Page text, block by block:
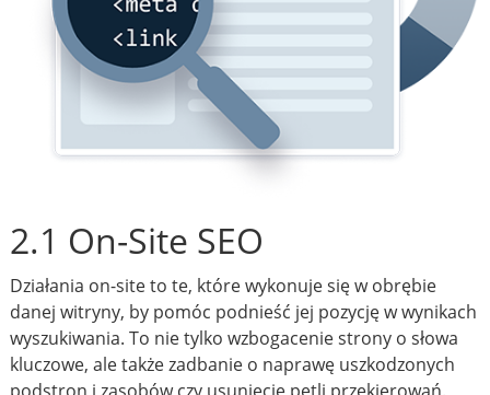
2.1 On-Site SEO
Działania on-site to te, które wykonuje się w obrębie
danej witryny, by pomóc podnieść jej pozycję w wynikach
wyszukiwania. To nie tylko wzbogacenie strony o słowa
kluczowe, ale także zadbanie o naprawę uszkodzonych
podstron i zasobów czy usunięcie pętli przekierowań.